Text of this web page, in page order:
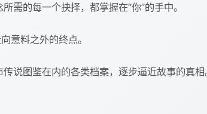
的每一个抉择，都掌握在“你”的手中。
意料之外的终点。
说图鉴在内的各类档案，逐步逼近故事的真相